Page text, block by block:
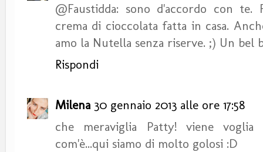
@Faustidda: sono d'accordo con
crema di cioccolata fatta in casa.
amo la Nutella senza riserve. ;) Un bel
Rispondi
Milena 30 gennaio 2013 alle ore 17:58
che meraviglia Patty! viene
com'è...qui siamo di molto golosi :D